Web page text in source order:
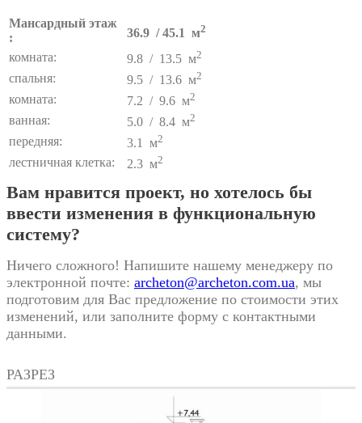
Мансардный этаж
:
36.9 / 45.1 м2
комната: 9.8 / 13.5 м2
спальня: 9.5 / 13.6 м2
комната: 7.2 / 9.6 м2
ванная: 5.0 / 8.4 м2
передняя: 3.1 м2
лестничная клетка: 2.3 м2
Вам нравится проект, но хотелось бы
ввести изменения в функциональную
систему?
Ничего сложного! Напишите нашему менеджеру по
электронной почте: archeton@archeton.com.ua, мы
подготовим для Вас предложение по стоимости этих
изменений, или заполните форму с контактными
данными.
РАЗРЕЗ